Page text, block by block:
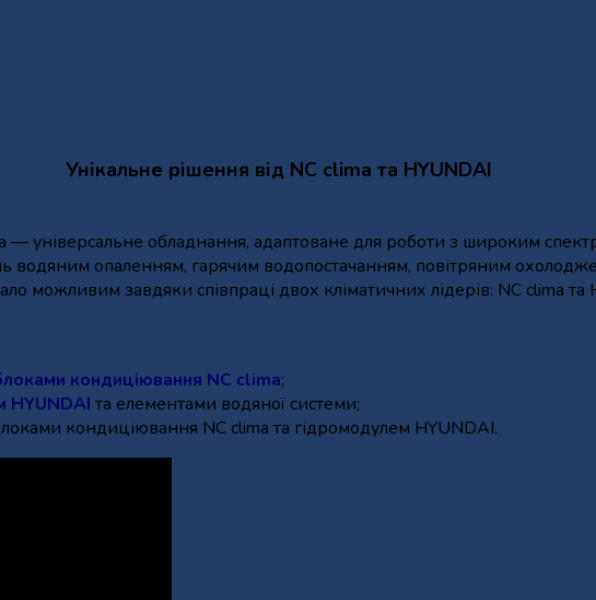
Унікальне рішення від NC clima та HYUNDAI
— універсальне обладнання, адаптоване для роботи з широким
водяним опаленням, гарячим водопостачанням, повітряним
можливим завдяки співпраці двох кліматичних лідерів: NC clima та
кондиціювання NC clima;
HYUNDAI та елементами водяної системи;
кондиціювання NC clima та гідромодулем HYUNDAI.